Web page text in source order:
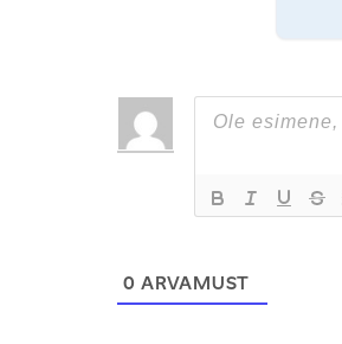
0 ARVAMUST